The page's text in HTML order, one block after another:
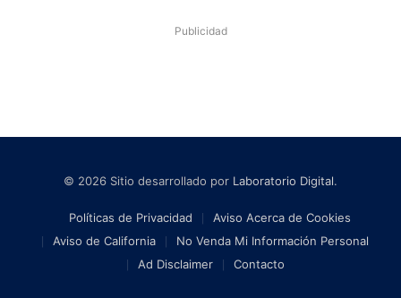
Publicidad
© 2026 Sitio desarrollado por Laboratorio Digital.
Políticas de Privacidad
Aviso Acerca de Cookies
Aviso de California
No Venda Mi Información Personal
Ad Disclaimer
Contacto